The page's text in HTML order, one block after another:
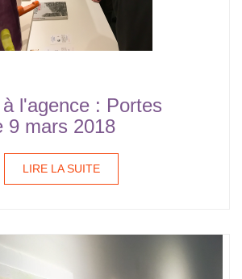
l'agence : Portes
9 mars 2018
LIRE LA SUITE